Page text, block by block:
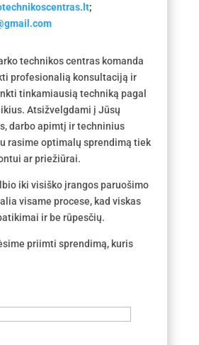
;
technikos centras komanda
profesionalią konsultaciją ir
tinkamiausią techniką pagal
Atsižvelgdami į Jūsų
darbo apimtį ir techninius
rasime optimalų sprendimą tiek
ar priežiūrai.
iki visiško įrangos paruošimo
visame procese, kad viskas
ir be rūpesčių.
priimti sprendimą, kuris